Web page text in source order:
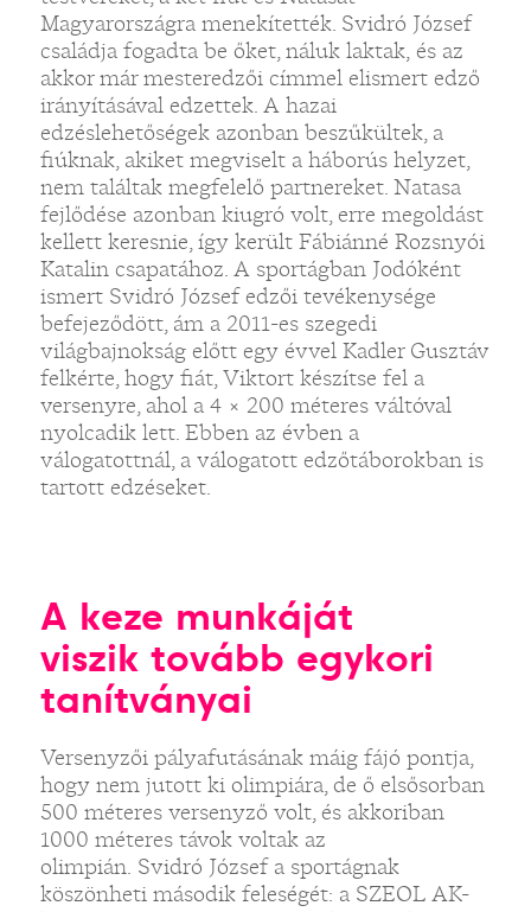
Magyarországra menekítették. Svidró József
családja fogadta be őket, náluk laktak, és az
akkor már mesteredzői címmel elismert edző
irányításával edzettek. A hazai
edzéslehetőségek azonban beszűkültek, a
fiúknak, akiket megviselt a háborús helyzet,
nem találtak megfelelő partnereket. Natasa
fejlődése azonban kiugró volt, erre megoldást
kellett keresnie, így került Fábiánné Rozsnyói
Katalin csapatához. A sportágban Jodóként
ismert Svidró József edzői tevékenysége
befejeződött, ám a 2011-es szegedi
világbajnokság előtt egy évvel Kadler Gusztáv
felkérte, hogy fiát, Viktort készítse fel a
versenyre, ahol a 4 × 200 méteres váltóval
nyolcadik lett. Ebben az évben a
válogatottnál, a válogatott edzőtáborokban is
tartott edzéseket.
A keze munkáját
viszik tovább egykori
tanítványai
Versenyzői pályafutásának máig fájó pontja,
hogy nem jutott ki olimpiára, de ő elsősorban
500 méteres versenyző volt, és akkoriban
1000 méteres távok voltak az
olimpián. Svidró József a sportágnak
köszönheti második feleségét: a SZEOL AK-